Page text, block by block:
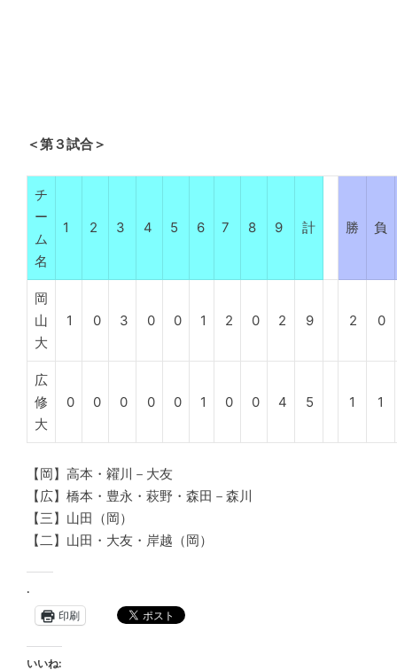
＜第３試合＞
チ
ー
ム
名
1 2 3 4 5 6 7 8 9 計 勝 負
岡
山
大
1 0 3 0 0 1 2 0 2 9 2 0
広
修
大
0 0 0 0 0 1 0 0 4 5 1 1
【岡】高本・糴川－大友
【広】橋本・豊永・萩野・森田－森川
【三】山田（岡）
【二】山田・大友・岸越（岡）
.
印刷
いいね: